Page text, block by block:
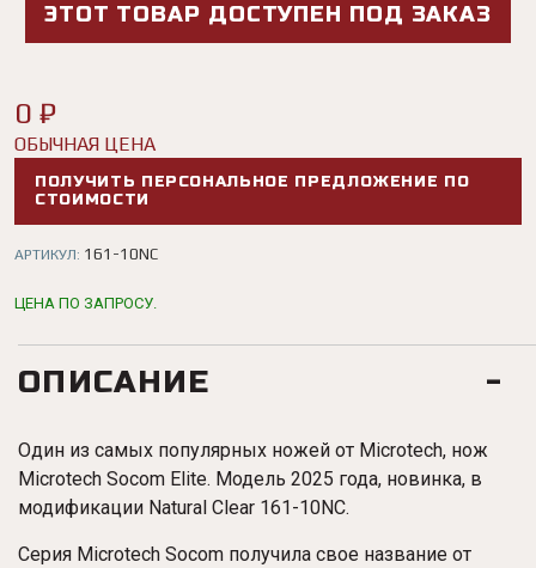
ЭТОТ ТОВАР ДОСТУПЕН ПОД ЗАКАЗ
0 ₽
ОБЫЧНАЯ ЦЕНА
ПОЛУЧИТЬ ПЕРСОНАЛЬНОЕ ПРЕДЛОЖЕНИЕ ПО
СТОИМОСТИ
АРТИКУЛ: 161-10NC
ЦЕНА ПО ЗАПРОСУ.
ОПИСАНИЕ
Один из самых популярных ножей от Microtech, нож
Microtech Socom Elite. Модель 2025 года, новинка, в
модификации Natural Clear 161-10NC.
Серия Microtech Socom получила свое название от